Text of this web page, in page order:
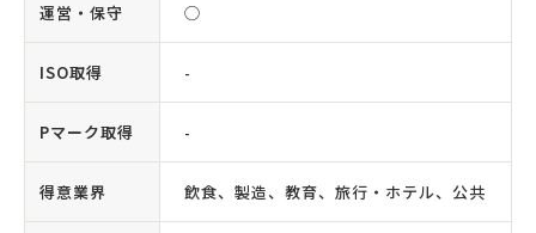
運営・保守 ◯
ISO取得 -
Pマーク取得 -
得意業界 飲食、製造、教育、旅行・ホテル、公共